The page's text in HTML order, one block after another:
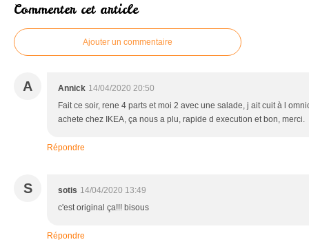
Commenter cet article
Ajouter un commentaire
A Annick 14/04/2020 20:50
Fait ce soir, rene 4 parts et moi 2 avec une salade, j ait cuit à l
achete chez IKEA, ça nous a plu, rapide d execution et bon, merci.
Répondre
S sotis 14/04/2020 13:49
c'est original ça!!! bisous
Répondre